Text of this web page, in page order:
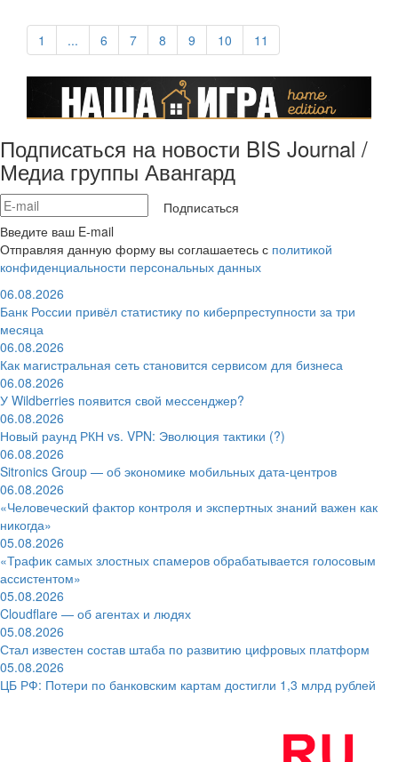
1 ... 6 7 8 9 10 11
Подписаться на новости BIS Journal /
Медиа группы Авангард
Подписаться
Введите ваш E-mail
Отправляя данную форму вы соглашаетесь с политикой
конфиденциальности персональных данных
06.08.2026
Банк России привёл статистику по киберпреступности за три
месяца
06.08.2026
Как магистральная сеть становится сервисом для бизнеса
06.08.2026
У Wildberries появится свой мессенджер?
06.08.2026
Новый раунд РКН vs. VPN: Эволюция тактики (?)
06.08.2026
Sitronics Group — об экономике мобильных дата-центров
06.08.2026
«Человеческий фактор контроля и экспертных знаний важен как
никогда»
05.08.2026
«Трафик самых злостных спамеров обрабатывается голосовым
ассистентом»
05.08.2026
Cloudflare — об агентах и людях
05.08.2026
Стал известен состав штаба по развитию цифровых платформ
05.08.2026
ЦБ РФ: Потери по банковским картам достигли 1,3 млрд рублей